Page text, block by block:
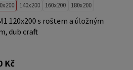
140x200 160x200 180x200
120x200 s roštem a úložným
dub craft
Kč